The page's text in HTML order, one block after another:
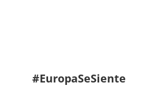
#EuropaSeSiente